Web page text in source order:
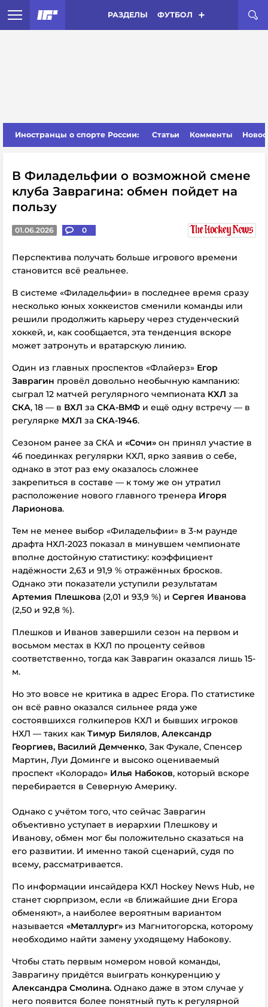
РАЗДЕЛЫ ФУТБОЛ
Иностранцы о спорте России: Статьи Комменты
В Филадельфии о возможной смене
клуба Заврагина: обмен пойдет на
пользу
01.06.2026 0
Перспектива получать больше игрового времени
становится всё реальнее.
В системе «Филадельфии» в последнее время сразу
несколько юных хоккеистов сменили команды или
решили продолжить карьеру через студенческий
хоккей, и, как сообщается, эта тенденция вскоре
может затронуть и вратарскую линию.
Один из главных проспектов «Флайерз» Егор
Заврагин провёл довольно необычную кампанию:
сыграл 12 матчей регулярного чемпионата КХЛ за
СКА, 18 — в ВХЛ за СКА-ВМФ и ещё одну встречу — в
регулярке МХЛ за СКА-1946.
Сезоном ранее за СКА и «Сочи» он принял участие в
46 поединках регулярки КХЛ, ярко заявив о себе,
однако в этот раз ему оказалось сложнее
закрепиться в составе — к тому же он утратил
расположение нового главного тренера Игоря
Ларионова.
Тем не менее выбор «Филадельфии» в 3-м раунде
драфта НХЛ-2023 показал в минувшем чемпионате
вполне достойную статистику: коэффициент
надёжности 2,63 и 91,9 % отражённых бросков.
Однако эти показатели уступили результатам
Артемия Плешкова (2,01 и 93,9 %) и Сергея Иванова
(2,50 и 92,8 %).
Плешков и Иванов завершили сезон на первом и
восьмом местах в КХЛ по проценту сейвов
соответственно, тогда как Заврагин оказался лишь 15-
м.
Но это вовсе не критика в адрес Егора. По статистике
он всё равно оказался сильнее ряда уже
состоявшихся голкиперов КХЛ и бывших игроков
НХЛ — таких как Тимур Билялов, Александр
Георгиев, Василий Демченко, Зак Фукале, Спенсер
Мартин, Луи Доминге и высоко оцениваемый
проспект «Колорадо» Илья Набоков, который вскоре
перебирается в Северную Америку.
Однако с учётом того, что сейчас Заврагин
объективно уступает в иерархии Плешкову и
Иванову, обмен мог бы положительно сказаться на
его развитии. И именно такой сценарий, судя по
всему, рассматривается.
По информации инсайдера КХЛ Hockey News Hub, не
станет сюрпризом, если «в ближайшие дни Егора
обменяют», а наиболее вероятным вариантом
называется «Металлург» из Магнитогорска, которому
необходимо найти замену уходящему Набокову.
Чтобы стать первым номером новой команды,
Заврагину придётся выиграть конкуренцию у
Александра Смолина. Однако даже в этом случае у
него появится более понятный путь к регулярной